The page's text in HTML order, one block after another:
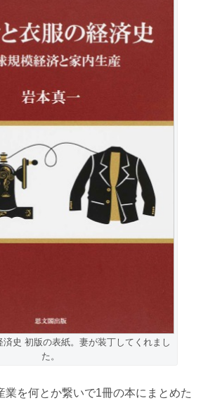
済史 初版の表紙。妻が装丁してくれまし
た。
業を何とか繋いで1冊の本にまとめた